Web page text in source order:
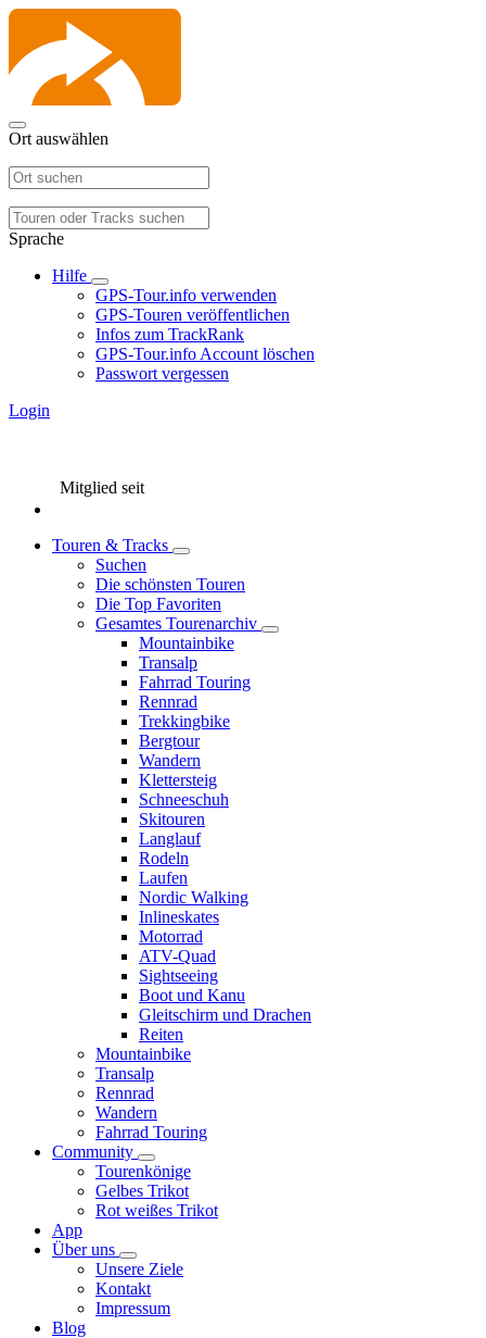
Ort auswählen
Sprache
Hilfe
GPS-Tour.info verwenden
GPS-Touren veröffentlichen
Infos zum TrackRank
GPS-Tour.info Account löschen
Passwort vergessen
Login
Mitglied seit
Touren & Tracks
Suchen
Die schönsten Touren
Die Top Favoriten
Gesamtes Tourenarchiv
Mountainbike
Transalp
Fahrrad Touring
Rennrad
Trekkingbike
Bergtour
Wandern
Klettersteig
Schneeschuh
Skitouren
Langlauf
Rodeln
Laufen
Nordic Walking
Inlineskates
Motorrad
ATV-Quad
Sightseeing
Boot und Kanu
Gleitschirm und Drachen
Reiten
Mountainbike
Transalp
Rennrad
Wandern
Fahrrad Touring
Community
Tourenkönige
Gelbes Trikot
Rot weißes Trikot
App
Über uns
Unsere Ziele
Kontakt
Impressum
Blog